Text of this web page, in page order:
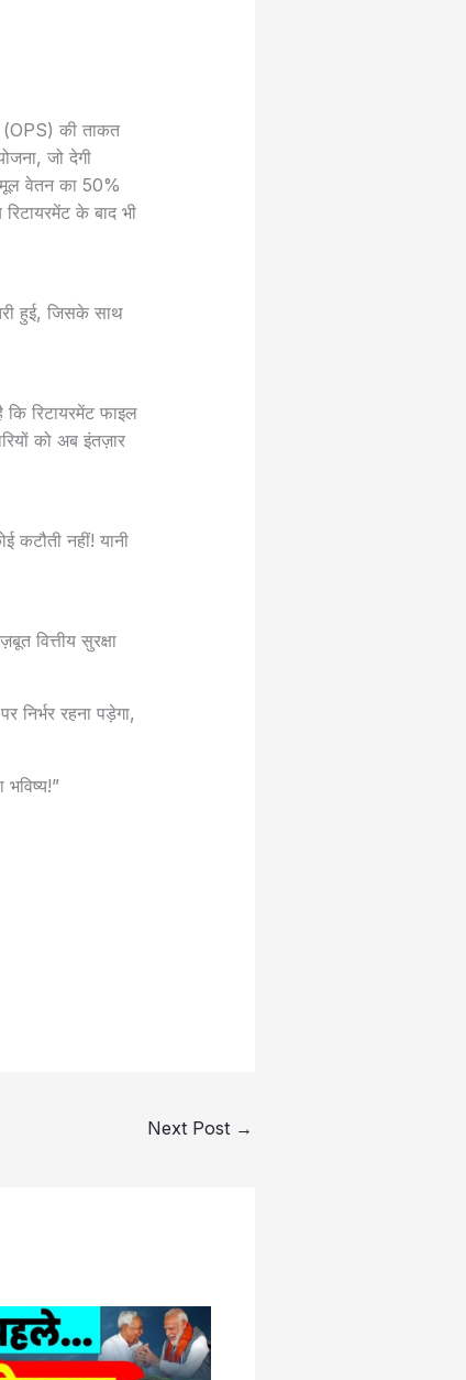
(OPS) की ताकत
जो देगी
मूल वेतन का 50%
के बाद भी
हुई, जिसके साथ
कि रिटायरमेंट फाइल
को अब इंतज़ार
कटौती नहीं! यानी
वित्तीय सुरक्षा
निर्भर रहना पड़ेगा,
Next Post →